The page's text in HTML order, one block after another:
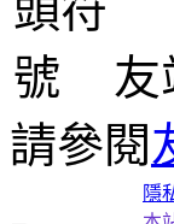
友
請參閱
隱